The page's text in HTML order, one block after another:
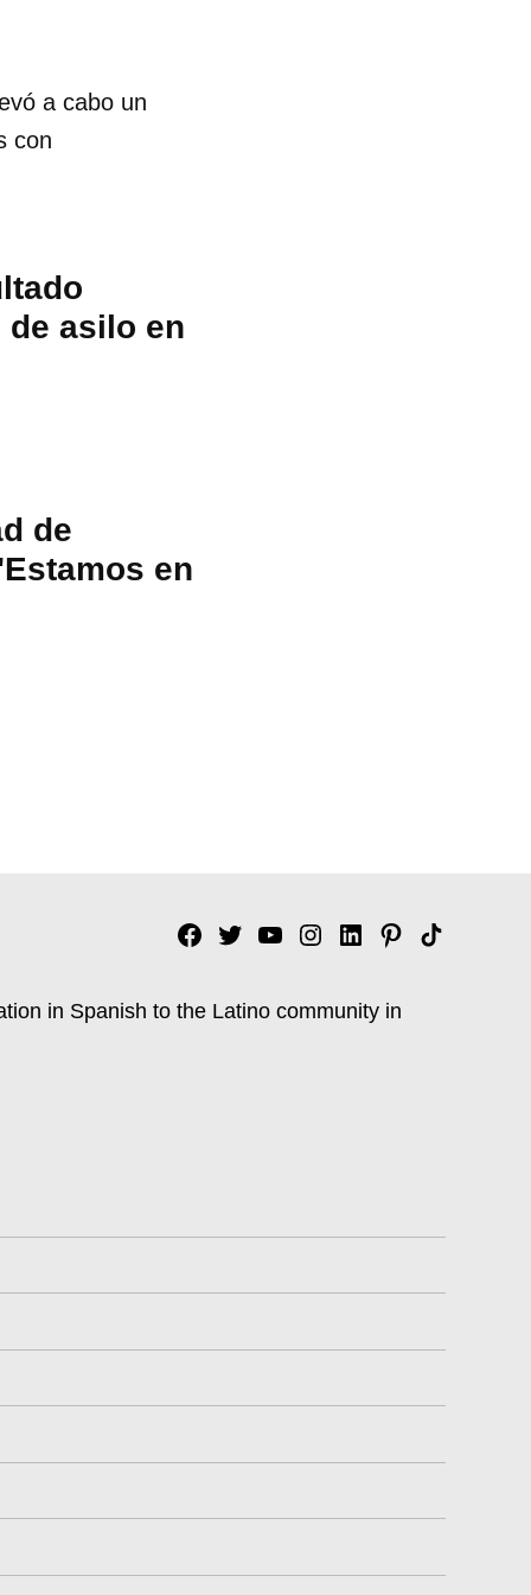
a cabo un
con
asilo en
de
en
Facebook
TwitterYouTubeInstagram
Linkedin
Pinterest
Tik
in Spanish to the Latino community in